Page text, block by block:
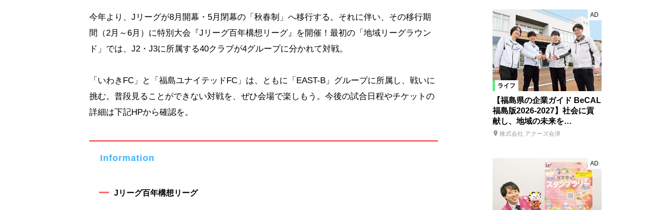
今年より、Jリーグが8月開幕・5月閉幕の「秋春制」へ移行する。それに伴い、その移行期
間（2月～6月）に特別大会『Jリーグ百年構想リーグ』を開催！最初の「地域リーグラウン
ド」では、J2・J3に所属する40クラブが4グループに分かれて対戦。
「いわきFC」と「福島ユナイテッドFC」は、ともに「EAST-B」グループに所属し、戦いに
挑む。普段見ることができない対戦を、ぜひ会場で楽しもう。今後の試合日程やチケットの
詳細は下記HPから確認を。
Information
Jリーグ百年構想リーグ
ライフ
AD
【福島県の企業ガイド BeCAL
福島版2026-2027】社会に貢
献し、地域の未来を…
株式会社 アクーズ会津
AD